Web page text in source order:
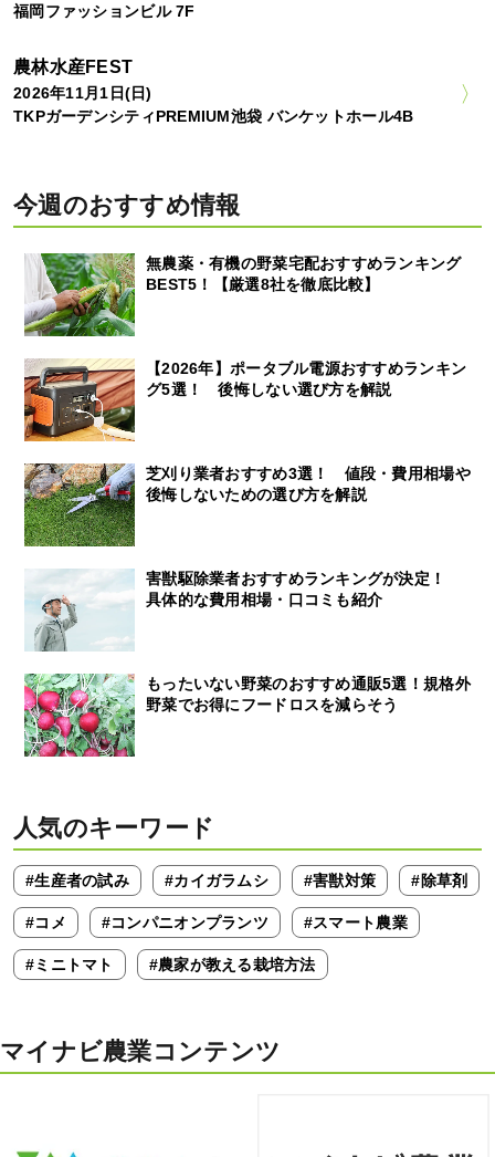
福岡ファッションビル 7F
農林水産FEST
2026年11月1日(日)
TKPガーデンシティPREMIUM池袋 バンケットホール4B
今週のおすすめ情報
無農薬・有機の野菜宅配おすすめランキング
BEST5！【厳選8社を徹底比較】
【2026年】ポータブル電源おすすめランキン
グ5選！ 後悔しない選び方を解説
芝刈り業者おすすめ3選！ 値段・費用相場や
後悔しないための選び方を解説
害獣駆除業者おすすめランキングが決定！
具体的な費用相場・口コミも紹介
もったいない野菜のおすすめ通販5選！規格外
野菜でお得にフードロスを減らそう
人気のキーワード
#生産者の試み #カイガラムシ #害獣対策 #除草剤
#コメ #コンパニオンプランツ #スマート農業
#ミニトマト #農家が教える栽培方法
マイナビ農業コンテンツ